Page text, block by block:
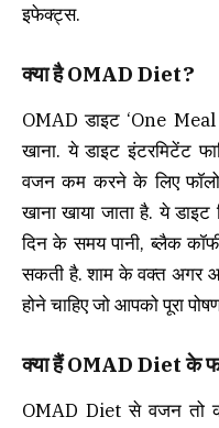
इफेक्ट्स.
क्या है OMAD Diet?
OMAD डाइट ‘One Meal
खाना. ये डाइट इंटरमिटेंट
वजन कम करने के लिए फॉलो
खाना खाया जाता है. ये
दिन के समय पानी, ब्लैक
सकती है. शाम के वक्त अगर
होने चाहिए जो आपको पूरा
क्या हैं OMAD Diet के
OMAD Diet से वजन तो